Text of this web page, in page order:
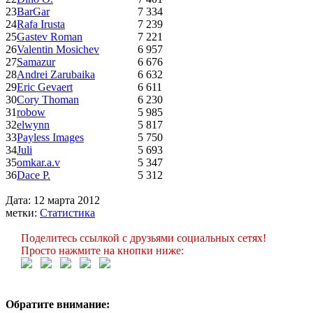
23BarGar
7 334
24Rafa Irusta
7 239
25Gastev Roman
7 221
26Valentin Mosichev
6 957
27Samazur
6 676
28Andrei Zarubaika
6 632
29Eric Gevaert
6 611
30Cory Thoman
6 230
31robow
5 985
32elwynn
5 817
33Payless Images
5 750
34Juli
5 693
35omkar.a.v
5 347
36Dace P. 5 312
Дата: 12 марта 2012
метки: Статистика
Поделитесь ссылкой с друзьями социальных сетях!
Просто нажмите на кнопки ниже:
Обратите внимание: